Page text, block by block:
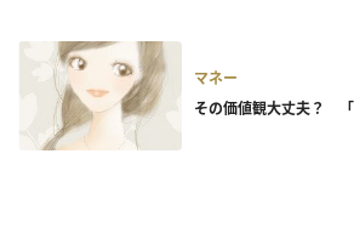
マネー
その価値観大丈夫？